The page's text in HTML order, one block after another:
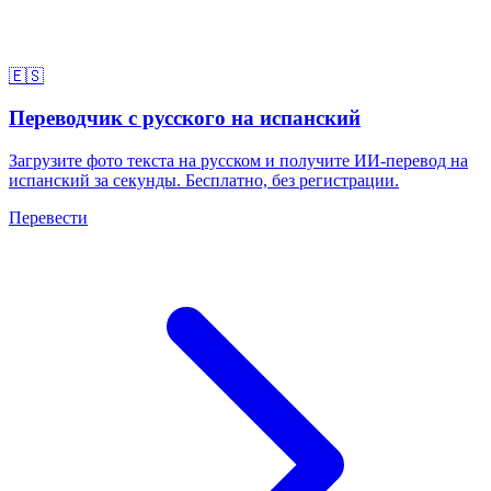
🇪🇸
Переводчик с русского на испанский
Загрузите фото текста на русском и получите ИИ-перевод на
испанский за секунды. Бесплатно, без регистрации.
Перевести